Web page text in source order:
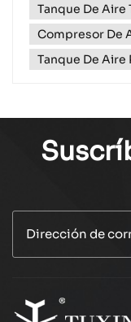
Tanque De Aire
Compresor De
Tanque De Aire